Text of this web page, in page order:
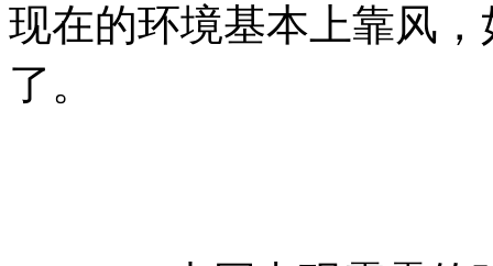
现在的环境基本上靠风
了。